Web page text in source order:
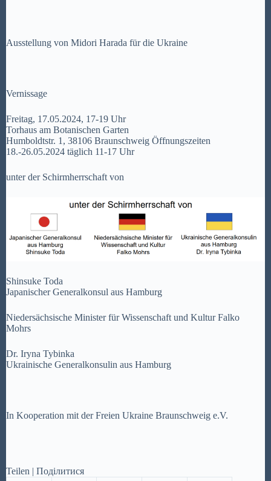
Ausstellung von Midori Harada für die Ukraine
Vernissage
Freitag, 17.05.2024, 17-19 Uhr
Torhaus am Botanischen Garten
Humboldtstr. 1, 38106 Braunschweig Öffnungszeiten
18.-26.05.2024 täglich 11-17 Uhr
unter der Schirmherrschaft von
Shinsuke Toda
Japanischer Generalkonsul aus Hamburg
Niedersächsische Minister für Wissenschaft und Kultur Falko
Mohrs
Dr. Iryna Tybinka
Ukrainische Generalkonsulin aus Hamburg
In Kooperation mit der Freien Ukraine Braunschweig e.V.
Teilen | Поділитися